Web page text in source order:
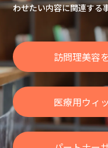
わせたい内容に関連する
訪問理美容
医療用ウィ